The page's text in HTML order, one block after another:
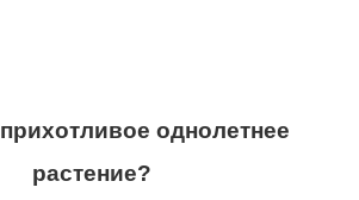
однолетнее
растение?